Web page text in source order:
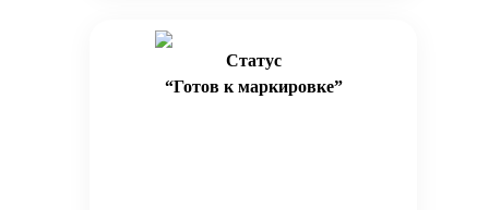
Статус
“Готов к маркировке”